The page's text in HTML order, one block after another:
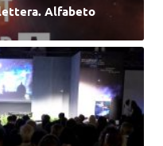
lettera. Alfabeto